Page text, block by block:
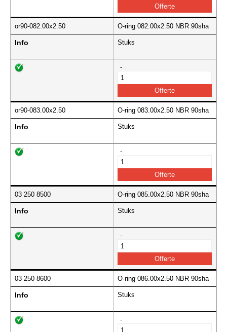
or90-082.00x2.50 O-ring 082.00x2.50 NBR 90sha
Info Stuks
-
or90-083.00x2.50 O-ring 083.00x2.50 NBR 90sha
Info Stuks
-
03 250 8500 O-ring 085.00x2.50 NBR 90sha
Info Stuks
-
03 250 8600 O-ring 086.00x2.50 NBR 90sha
Info Stuks
-